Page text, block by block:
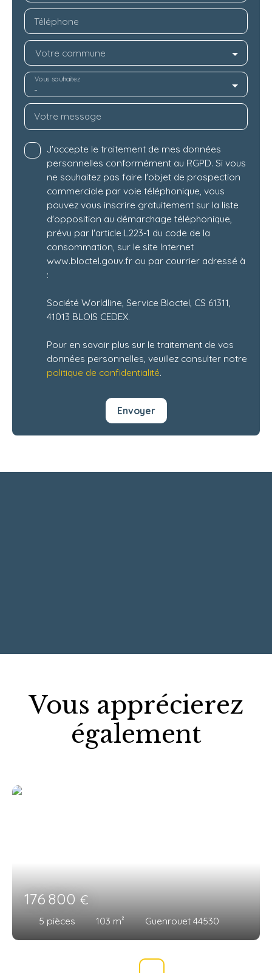
Téléphone
Votre commune
-
Vous souhaitez
Votre message
J'accepte le traitement de mes données
personnelles conformément au RGPD. Si vous
ne souhaitez pas faire l'objet de prospection
commerciale par voie téléphonique, vous
pouvez vous inscrire gratuitement sur la liste
d'opposition au démarchage téléphonique,
prévu par l'article L223-1 du code de la
consommation, sur le site Internet
www.bloctel.gouv.fr ou par courrier adressé à
:
Société Worldline, Service Bloctel, CS 61311,
41013 BLOIS CEDEX.
Pour en savoir plus sur le traitement de vos
données personnelles, veuillez consulter notre
politique de confidentialité.
Envoyer
Vous apprécierez
également
176 800€
5 pièces 103 m² Guenrouet 44530